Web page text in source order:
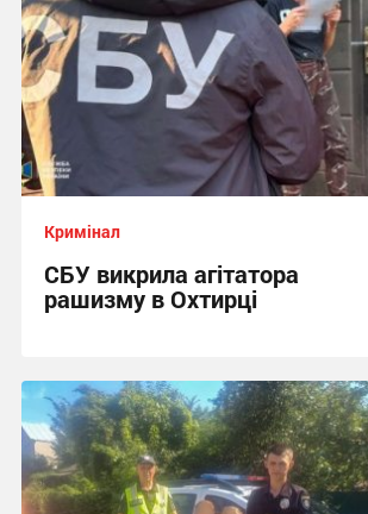
Кримінал
СБУ викрила агітатора
рашизму в Охтирці
13:34 вчора